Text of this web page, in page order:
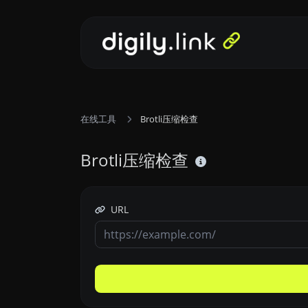
在线工具 Brotli压缩检查
Brotli压缩检查
URL